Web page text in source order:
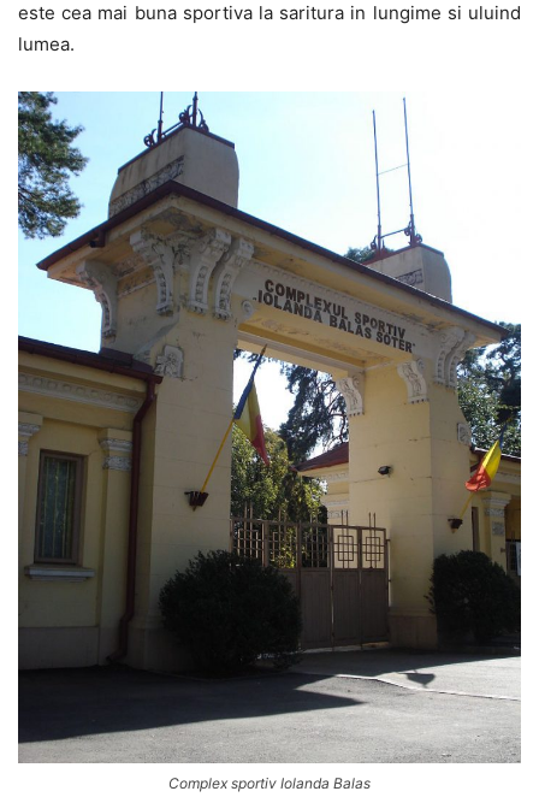
este cea mai buna sportiva la saritura in lungime si uluind
lumea.
Complex sportiv Iolanda Balas